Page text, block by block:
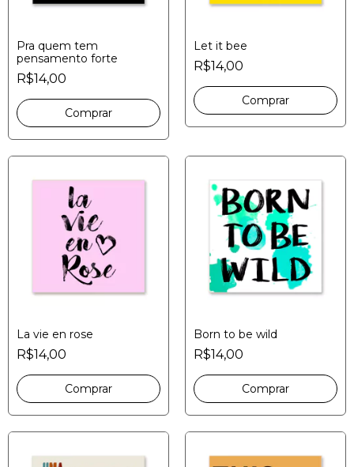
Pra quem tem
pensamento forte
R$14,00
Let it bee
R$14,00
La vie en rose
R$14,00
Born to be wild
R$14,00